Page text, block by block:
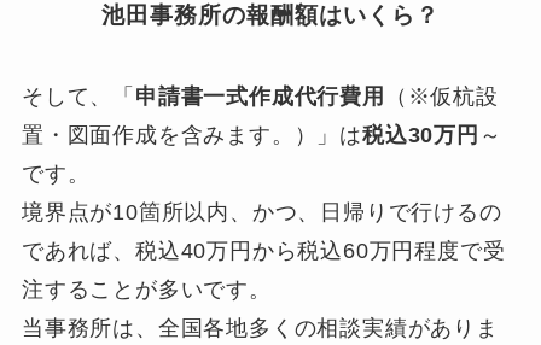
池田事務所の報酬額はいくら？
そして、「 申請書一式作成代行費用
（※仮杭設
置・図面作成を含みます。）」は税込30万円 ～
です。
境界点が10箇所以内、かつ、日帰りで行けるの
であれば、税込40万円から税込60万円程度で受
注することが多いです。
当事務所は、全国各地多くの相談実績がありま